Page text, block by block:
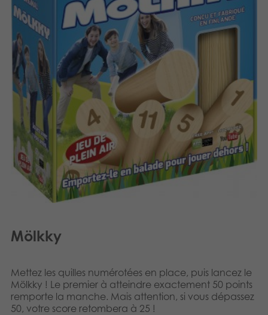
Produits archivés
Applications mobiles
Mölkky
Mettez les quilles numérotées en place, puis lancez le
Mölkky ! Le premier à atteindre exactement 50 points
remporte la manche. Mais attention, si vous dépassez
50, votre score retombera à 25 !